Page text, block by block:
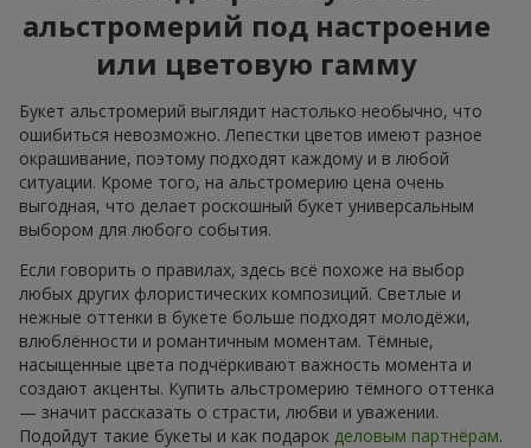
альстромерий под настроение
или цветовую гамму
Букет альстромерий выглядит настолько необычно, что
ошибиться невозможно. Лепестки цветов имеют разное
окрашивание, поэтому подходят каждому и в любой
ситуации. Кроме того, на альстромерию цена очень
выгодная, что делает роскошный букет универсальным
выбором для любого события.
Если говорить о правилах, здесь всё похоже на выбор
любых других флористических композиций. Светлые и
нежные оттенки в букете больше подходят молодёжи,
влюблённости и романтичным моментам. Тёмные,
насыщенные цвета подчёркивают важность момента и
создают акценты. Купить альстромерию тёмного оттенка
— значит рассказать о страсти, любви и уважении.
Подойдут такие букеты и как подарок деловым партнёрам.